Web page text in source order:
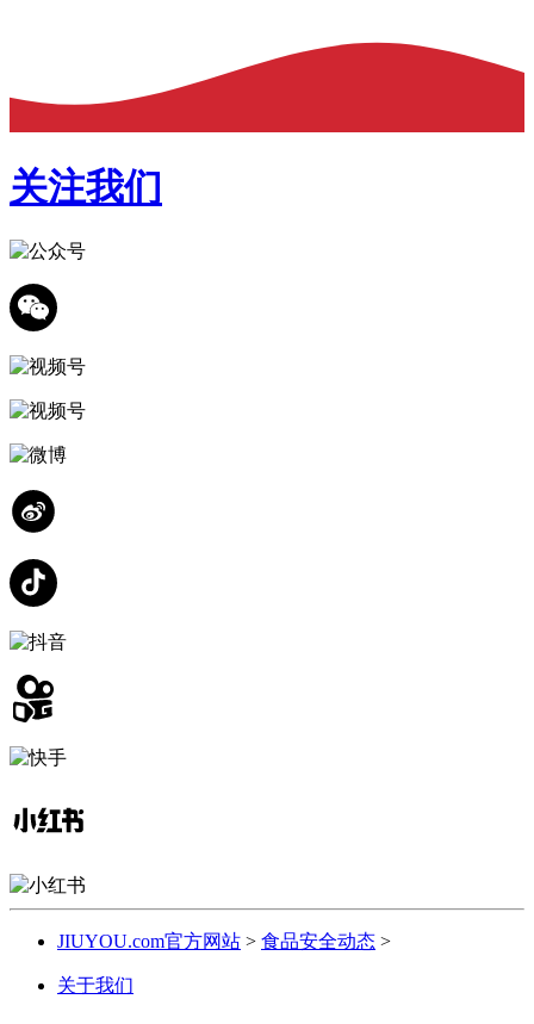
关注我们
JIUYOU.com官方网站 > 食品安全动态 >
关于我们